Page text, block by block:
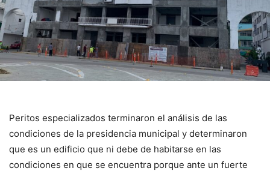
Peritos especializados terminaron el análisis de las
condiciones de la presidencia municipal y determinaron
que es un edificio que ni debe de habitarse en las
condiciones en que se encuentra porque ante un fuerte